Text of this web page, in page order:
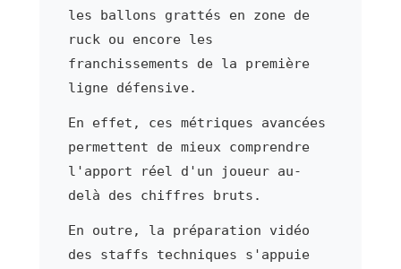
les ballons grattés en zone de
ruck ou encore les
franchissements de la première
ligne défensive.
En effet, ces métriques avancées
permettent de mieux comprendre
l'apport réel d'un joueur au-
delà des chiffres bruts.
En outre, la préparation vidéo
des staffs techniques s'appuie